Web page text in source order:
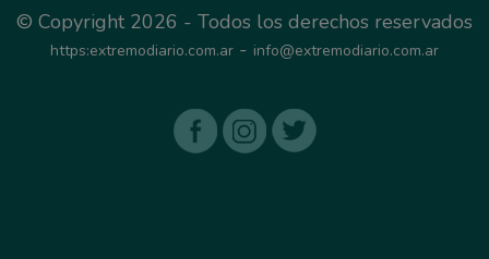
© Copyright 2026 - Todos los derechos reservados
https:extremodiario.com.ar - info@extremodiario.com.ar